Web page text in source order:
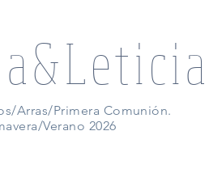
Arras/Primera Comunión.
Verano 2026